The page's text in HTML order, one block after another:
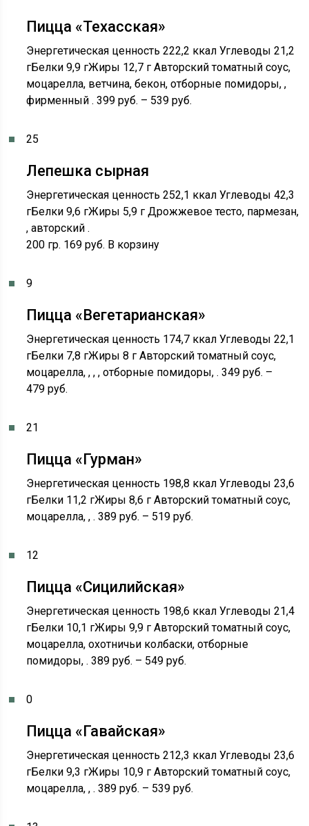
Пицца «Техасская»
Энергетическая ценность 222,2 ккал Углеводы 21,2
гБелки 9,9 гЖиры 12,7 г Авторский томатный соус,
моцарелла, ветчина, бекон, отборные помидоры, ,
фирменный . 399 руб. – 539 руб.
25
Лепешка сырная
Энергетическая ценность 252,1 ккал Углеводы 42,3
гБелки 9,6 гЖиры 5,9 г Дрожжевое тесто, пармезан,
, авторский .
200 гр. 169 руб. В корзину
9
Пицца «Вегетарианская»
Энергетическая ценность 174,7 ккал Углеводы 22,1
гБелки 7,8 гЖиры 8 г Авторский томатный соус,
моцарелла, , , , отборные помидоры, . 349 руб. –
479 руб.
21
Пицца «Гурман»
Энергетическая ценность 198,8 ккал Углеводы 23,6
гБелки 11,2 гЖиры 8,6 г Авторский томатный соус,
моцарелла, , . 389 руб. – 519 руб.
12
Пицца «Сицилийская»
Энергетическая ценность 198,6 ккал Углеводы 21,4
гБелки 10,1 гЖиры 9,9 г Авторский томатный соус,
моцарелла, охотничьи колбаски, отборные
помидоры, . 389 руб. – 549 руб.
0
Пицца «Гавайская»
Энергетическая ценность 212,3 ккал Углеводы 23,6
гБелки 9,3 гЖиры 10,9 г Авторский томатный соус,
моцарелла, , . 389 руб. – 539 руб.